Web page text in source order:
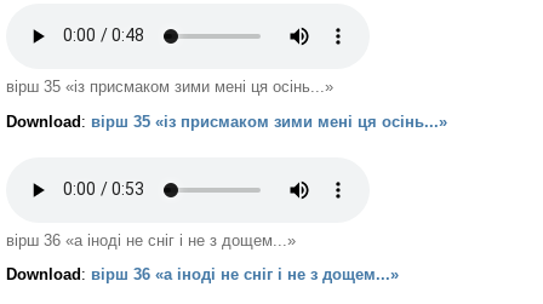
вірш 35 «із присмаком зими мені ця осінь...»
Download: вірш 35 «із присмаком зими мені ця осінь...»
вірш 36 «а іноді не сніг і не з дощем...»
Download : вірш 36 «а іноді не сніг і не з дощем...»